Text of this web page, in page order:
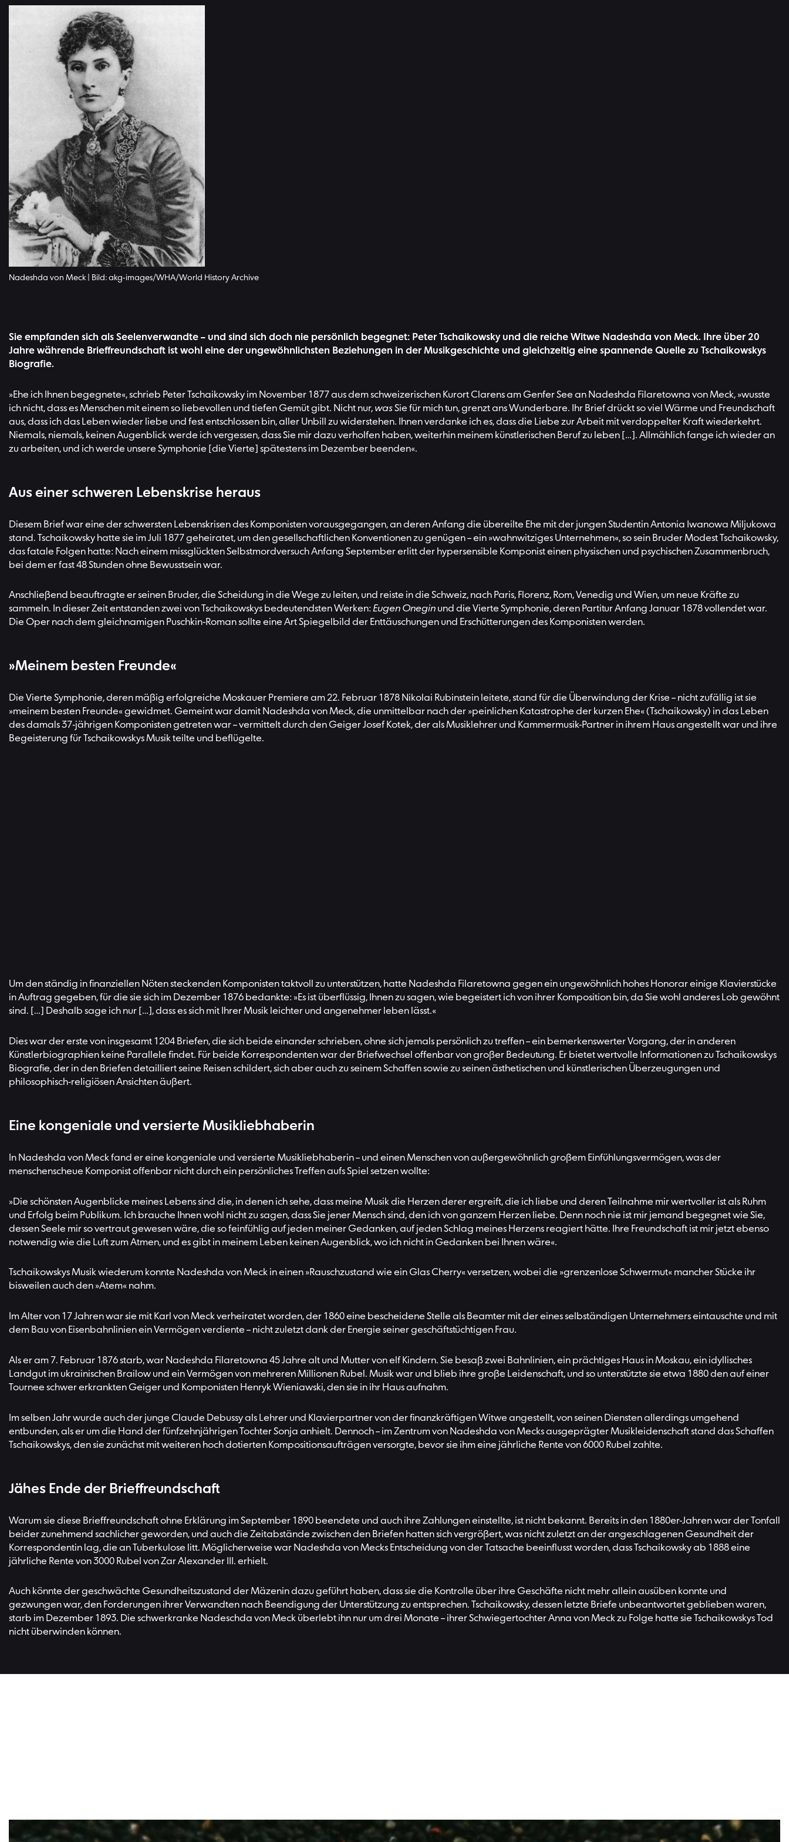
Nadeshda von Meck | Bild: akg-images/WHA/World History Archive
Sie empfanden sich als Seelenverwandte – und sind sich doch nie persönlich begegnet: Peter Tschaikowsky und die reiche Witwe Nadeshda von Meck. Ihre über 20
Jahre währende Brieffreundschaft ist wohl eine der ungewöhnlichsten Beziehungen in der Musikgeschichte und gleichzeitig eine spannende Quelle zu Tschaikowskys
Biografie.
»Ehe ich Ihnen begegnete«, schrieb Peter Tschaikowsky im November 1877 aus dem schweizerischen Kurort Clarens am Genfer See an Nadeshda Filaretowna von Meck, »wusste
ich nicht, dass es Menschen mit einem so liebevollen und tiefen Gemüt gibt. Nicht nur, wasSie für mich tun, grenzt ans Wunderbare. Ihr Brief drückt so viel Wärme und Freundschaft
aus, dass ich das Leben wieder liebe und fest entschlossen bin, aller Unbill zu widerstehen. Ihnen verdanke ich es, dass die Liebe zur Arbeit mit verdoppelter Kraft wiederkehrt.
Niemals, niemals, keinen Augenblick werde ich vergessen, dass Sie mir dazu verholfen haben, weiterhin meinem künstlerischen Beruf zu leben […]. Allmählich fange ich wieder an
zu arbeiten, und ich werde unsere Symphonie [die Vierte] spätestens im Dezember beenden«.
Aus einer schweren Lebenskrise heraus
Diesem Brief war eine der schwersten Lebenskrisen des Komponisten vorausgegangen, an deren Anfang die übereilte Ehe mit der jungen Studentin Antonia Iwanowa Miljukowa
stand. Tschaikowsky hatte sie im Juli 1877 geheiratet, um den gesellschaftlichen Konventionen zu genügen – ein »wahnwitziges Unternehmen«, so sein Bruder Modest Tschaikowsky,
das fatale Folgen hatte: Nach einem missglückten Selbstmordversuch Anfang September erlitt der hypersensible Komponist einen physischen und psychischen Zusammenbruch,
bei dem er fast 48 Stunden ohne Bewusstsein war.
Anschließend beauftragte er seinen Bruder, die Scheidung in die Wege zu leiten, und reiste in die Schweiz, nach Paris, Florenz, Rom, Venedig und Wien, um neue Kräfte zu
sammeln. In dieser Zeit entstanden zwei von Tschaikowskys bedeutendsten Werken: Eugen Onegin und die Vierte Symphonie, deren Partitur Anfang Januar 1878 vollendet war.
Die Oper nach dem gleichnamigen Puschkin-Roman sollte eine Art Spiegelbild der Enttäuschungen und Erschütterungen des Komponisten werden.
»Meinem besten Freunde«
Die Vierte Symphonie, deren mäßig erfolgreiche Moskauer Premiere am 22. Februar 1878 Nikolai Rubinstein leitete, stand für die Überwindung der Krise – nicht zufällig ist sie
»meinem besten Freunde« gewidmet. Gemeint war damit Nadeshda von Meck, die unmittelbar nach der »peinlichen Katastrophe der kurzen Ehe« (Tschaikowsky) in das Leben
des damals 37-jährigen Komponisten getreten war – vermittelt durch den Geiger Josef Kotek, der als Musiklehrer und Kammermusik-Partner in ihrem Haus angestellt war und ihre
Begeisterung für Tschaikowskys Musik teilte und beflügelte.
Um den ständig in finanziellen Nöten steckenden Komponisten taktvoll zu unterstützen, hatte Nadeshda Filaretowna gegen ein ungewöhnlich hohes Honorar einige Klavierstücke
in Auftrag gegeben, für die sie sich im Dezember 1876 bedankte: »Es ist überflüssig, Ihnen zu sagen, wie begeistert ich von ihrer Komposition bin, da Sie wohl anderes Lob gewöhnt
sind. […] Deshalb sage ich nur […], dass es sich mit Ihrer Musik leichter und angenehmer leben lässt.«
Dies war der erste von insgesamt 1204 Briefen, die sich beide einander schrieben, ohne sich jemals persönlich zu treffen – ein bemerkenswerter Vorgang, der in anderen
Künstlerbiographien keine Parallele findet. Für beide Korrespondenten war der Briefwechsel offenbar von großer Bedeutung. Er bietet wertvolle Informationen zu Tschaikowskys
Biografie, der in den Briefen detailliert seine Reisen schildert, sich aber auch zu seinem Schaffen sowie zu seinen ästhetischen und künstlerischen Überzeugungen und
philosophisch-religiösen Ansichten äußert.
Eine kongeniale und versierte Musikliebhaberin
In Nadeshda von Meck fand er eine kongeniale und versierte Musikliebhaberin – und einen Menschen von außergewöhnlich großem Einfühlungsvermögen, was der
menschenscheue Komponist offenbar nicht durch ein persönliches Treffen aufs Spiel setzen wollte:
»Die schönsten Augenblicke meines Lebens sind die, in denen ich sehe, dass meine Musik die Herzen derer ergreift, die ich liebe und deren Teilnahme mir wertvoller ist als Ruhm
und Erfolg beim Publikum. Ich brauche Ihnen wohl nicht zu sagen, dass Sie jener Mensch sind, den ich von ganzem Herzen liebe. Denn noch nie ist mir jemand begegnet wie Sie,
dessen Seele mir so vertraut gewesen wäre, die so feinfühlig auf jeden meiner Gedanken, auf jeden Schlag meines Herzens reagiert hätte. Ihre Freundschaft ist mir jetzt ebenso
notwendig wie die Luft zum Atmen, und es gibt in meinem Leben keinen Augenblick, wo ich nicht in Gedanken bei Ihnen wäre«.
Tschaikowskys Musik wiederum konnte Nadeshda von Meck in einen »Rauschzustand wie ein Glas Cherry« versetzen, wobei die »grenzenlose Schwermut« mancher Stücke ihr
bisweilen auch den »Atem« nahm.
Im Alter von 17 Jahren war sie mit Karl von Meck verheiratet worden, der 1860 eine bescheidene Stelle als Beamter mit der eines selbständigen Unternehmers eintauschte und mit
dem Bau von Eisenbahnlinien ein Vermögen verdiente – nicht zuletzt dank der Energie seiner geschäftstüchtigen Frau.
Als er am 7. Februar 1876 starb, war Nadeshda Filaretowna 45 Jahre alt und Mutter von elf Kindern. Sie besaß zwei Bahnlinien, ein prächtiges Haus in Moskau, ein idyllisches
Landgut im ukrainischen Brailow und ein Vermögen von mehreren Millionen Rubel. Musik war und blieb ihre große Leidenschaft, und so unterstützte sie etwa 1880 den auf einer
Tournee schwer erkrankten Geiger und Komponisten Henryk Wieniawski, den sie in ihr Haus aufnahm.
Im selben Jahr wurde auch der junge Claude Debussy als Lehrer und Klavierpartner von der finanzkräftigen Witwe angestellt, von seinen Diensten allerdings umgehend
entbunden, als er um die Hand der fünfzehnjährigen Tochter Sonja anhielt. Dennoch – im Zentrum von Nadeshda von Mecks ausgeprägter Musikleidenschaft stand das Schaffen
Tschaikowskys, den sie zunächst mit weiteren hoch dotierten Kompositionsaufträgen versorgte, bevor sie ihm eine jährliche Rente von 6000 Rubel zahlte.
Jähes Ende der Brieffreundschaft
Warum sie diese Brieffreundschaft ohne Erklärung im September 1890 beendete und auch ihre Zahlungen einstellte, ist nicht bekannt. Bereits in den 1880er-Jahren war der Tonfall
beider zunehmend sachlicher geworden, und auch die Zeitabstände zwischen den Briefen hatten sich vergrößert, was nicht zuletzt an der angeschlagenen Gesundheit der
Korrespondentin lag, die an Tuberkulose litt. Möglicherweise war Nadeshda von Mecks Entscheidung von der Tatsache beeinflusst worden, dass Tschaikowsky ab 1888 eine
jährliche Rente von 3000 Rubel von Zar Alexander III. erhielt.
Auch könnte der geschwächte Gesundheitszustand der Mäzenin dazu geführt haben, dass sie die Kontrolle über ihre Geschäfte nicht mehr allein ausüben konnte und
gezwungen war, den Forderungen ihrer Verwandten nach Beendigung der Unterstützung zu entsprechen. Tschaikowsky, dessen letzte Briefe unbeantwortet geblieben waren,
starb im Dezember 1893. Die schwerkranke Nadeschda von Meck überlebt ihn nur um drei Monate – ihrer Schwiegertochter Anna von Meck zu Folge hatte sie Tschaikowskys Tod
nicht überwinden können.